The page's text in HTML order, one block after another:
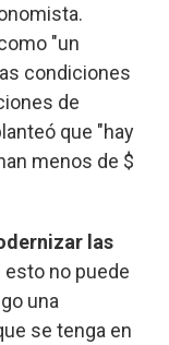
"un
condiciones
de
que "hay
menos de $
las
esto no puede
una
se tenga en